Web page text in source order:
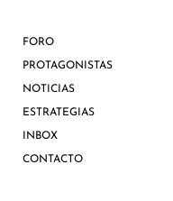
FORO
PROTAGONISTAS
NOTICIAS
ESTRATEGIAS
INBOX
CONTACTO